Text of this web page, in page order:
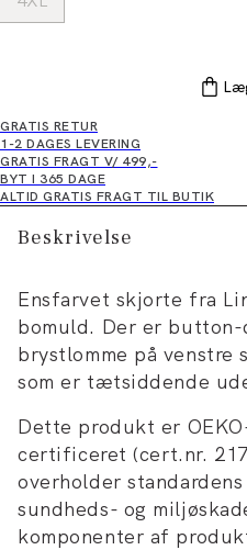
GRATIS RETUR
1-2 DAGES LEVERING
GRATIS FRAGT V/ 499,-
BYT I 365 DAGE
ALTID GRATIS FRAGT TIL BUTIK
Beskrivelse
Ensfarvet skjorte fra
bomuld. Der er button-
brystlomme på
som er tætsiddende
Dette produkt er
certificeret (cert.nr.
overholder
sundheds- og
komponenter af